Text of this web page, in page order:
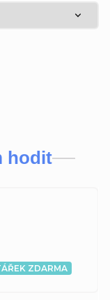
hodit
ZDARMA